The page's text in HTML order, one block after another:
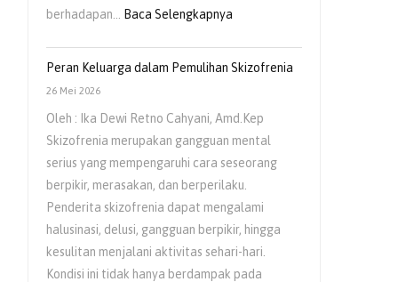
berhadapan…
Baca Selengkapnya
Sering
Diabaikan
Peran Keluarga dalam Pemulihan Skizofrenia
26 Mei 2026
Oleh : Ika Dewi Retno Cahyani, Amd.Kep
Skizofrenia merupakan gangguan mental
serius yang mempengaruhi cara seseorang
berpikir, merasakan, dan berperilaku.
Penderita skizofrenia dapat mengalami
halusinasi, delusi, gangguan berpikir, hingga
kesulitan menjalani aktivitas sehari-hari.
Kondisi ini tidak hanya berdampak pada